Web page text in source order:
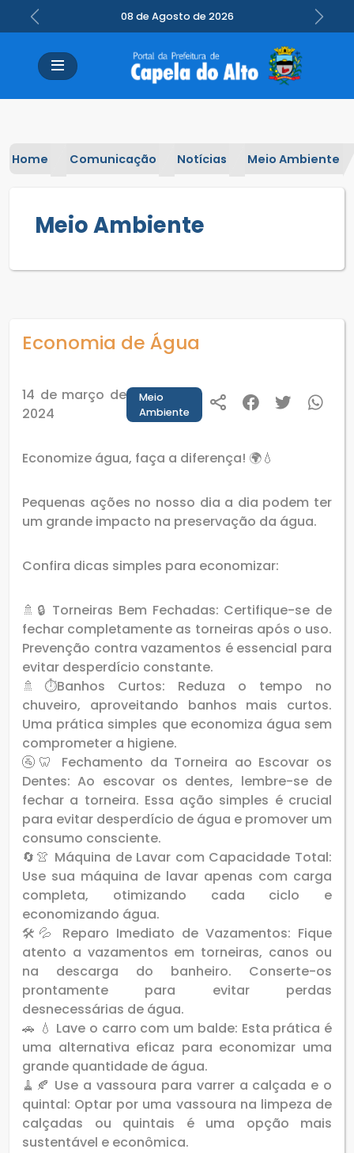
08 de Agosto de 2026
Previous Next
Home Comunicação Notícias Meio Ambiente
Meio Ambiente
Economia de Água
14 de março de
2024
Meio
Ambiente
Economize água, faça a diferença! 🌍💧
Pequenas ações no nosso dia a dia podem ter
um grande impacto na preservação da água.
Confira dicas simples para economizar:
🚿🔒 Torneiras Bem Fechadas: Certifique-se de
fechar completamente as torneiras após o uso.
Prevenção contra vazamentos é essencial para
evitar desperdício constante.
🚿⏱Banhos Curtos: Reduza o tempo no
chuveiro, aproveitando banhos mais curtos.
Uma prática simples que economiza água sem
comprometer a higiene.
🚰🦷 Fechamento da Torneira ao Escovar os
Dentes: Ao escovar os dentes, lembre-se de
fechar a torneira. Essa ação simples é crucial
para evitar desperdício de água e promover um
consumo consciente.
🔄👚 Máquina de Lavar com Capacidade Total:
Use sua máquina de lavar apenas com carga
completa, otimizando cada ciclo e
economizando água.
🛠💦 Reparo Imediato de Vazamentos: Fique
atento a vazamentos em torneiras, canos ou
na descarga do banheiro. Conserte-os
prontamente para evitar perdas
desnecessárias de água.
🚗 💧 Lave o carro com um balde: Esta prática é
uma alternativa eficaz para economizar uma
grande quantidade de água.
🧹🍂 Use a vassoura para varrer a calçada e o
quintal: Optar por uma vassoura na limpeza de
calçadas ou quintais é uma opção mais
sustentável e econômica.